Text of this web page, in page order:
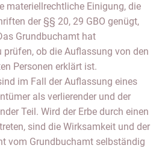
materiellrechtliche Einigung, die
der §§ 20, 29 GBO genügt,
Grundbuchamt hat
ob die Auflassung von den
Personen erklärt ist.
im Fall der Auflassung eines
als verlierender und der
Teil. Wird der Erbe durch einen
sind die Wirksamkeit und der
vom Grundbuchamt selbständig